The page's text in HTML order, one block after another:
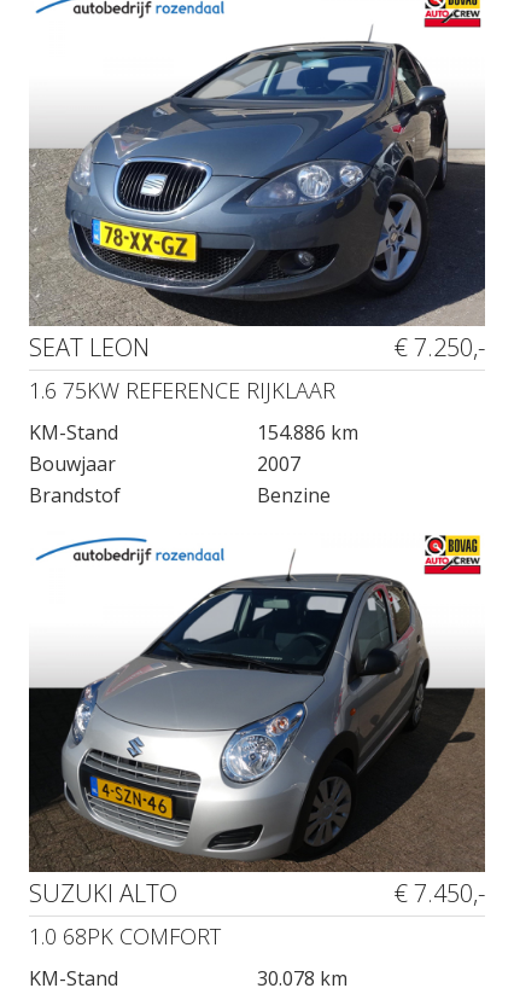
SEAT LEON € 7.250,-
1.6 75KW REFERENCE RIJKLAAR
KM-Stand
154.886 km
Bouwjaar
2007
Brandstof
Benzine
SUZUKI ALTO € 7.450,-
1.0 68PK COMFORT
KM-Stand
30.078 km